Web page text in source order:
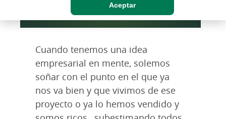
Aceptar
Cuando tenemos una idea
empresarial en mente, solemos
soñar con el punto en el que ya
nos va bien y que vivimos de ese
proyecto o ya lo hemos vendido y